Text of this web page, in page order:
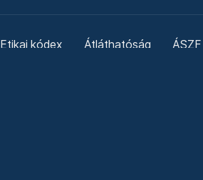
Etikai kódex Átláthatóság ÁSZF